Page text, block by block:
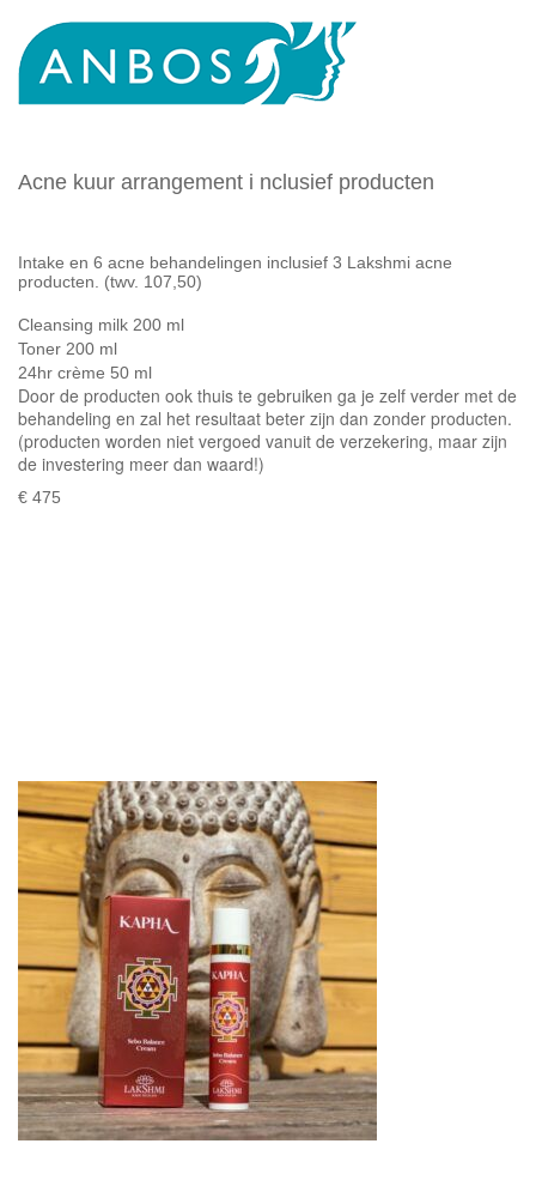
Acne kuur arrangement i nclusief producten
Intake en 6 acne behandelingen inclusief 3 Lakshmi acne
producten. (twv. 107,50)
Cleansing milk 200 ml
Toner 200 ml
24hr crème 50 ml
Door de producten ook thuis te gebruiken ga je zelf verder met de
behandeling en zal het resultaat beter zijn dan zonder producten.
(producten worden niet vergoed vanuit de verzekering, maar zijn
de investering meer dan waard!)
€ 475